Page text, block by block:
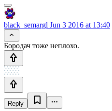
black_semargl Jun 3 2016 at 13:40
Бородач тоже неплохо.
Reply